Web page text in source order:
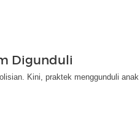
Digunduli
Kini, praktek menggunduli anak